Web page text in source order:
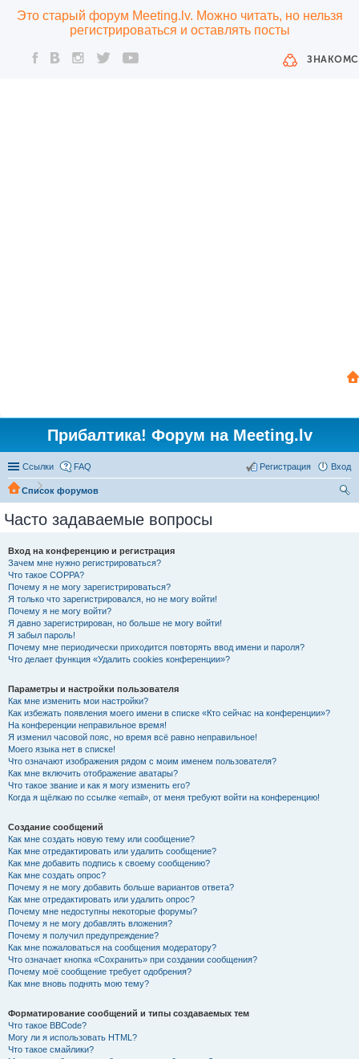
Это старый форум Meeting.lv. Можно читать, но нельзя
регистрироваться и оставлять посты
Прибалтика! Форум на Meeting.lv
Ссылки FAQ Вход
Регистрация
Список форумов
Часто задаваемые вопросы
Вход на конференцию и регистрация
Зачем мне нужно регистрироваться?
Что такое COPPA?
Почему я не могу зарегистрироваться?
Я только что зарегистрировался, но не могу войти!
Почему я не могу войти?
Я давно зарегистрирован, но больше не могу войти!
Я забыл пароль!
Почему мне периодически приходится повторять ввод имени и пароля?
Что делает функция «Удалить cookies конференции»?
Параметры и настройки пользователя
Как мне изменить мои настройки?
Как избежать появления моего имени в списке «Кто сейчас на конференции»?
На конференции неправильное время!
Я изменил часовой пояс, но время всё равно неправильное!
Моего языка нет в списке!
Что означают изображения рядом с моим именем пользователя?
Как мне включить отображение аватары?
Что такое звание и как я могу изменить его?
Когда я щёлкаю по ссылке «email», от меня требуют войти на конференцию!
Создание сообщений
Как мне создать новую тему или сообщение?
Как мне отредактировать или удалить сообщение?
Как мне добавить подпись к своему сообщению?
Как мне создать опрос?
Почему я не могу добавить больше вариантов ответа?
Как мне отредактировать или удалить опрос?
Почему мне недоступны некоторые форумы?
Почему я не могу добавлять вложения?
Почему я получил предупреждение?
Как мне пожаловаться на сообщения модератору?
Что означает кнопка «Сохранить» при создании сообщения?
Почему моё сообщение требует одобрения?
Как мне вновь поднять мою тему?
Форматирование сообщений и типы создаваемых тем
Что такое BBCode?
Могу ли я использовать HTML?
Что такое смайлики?